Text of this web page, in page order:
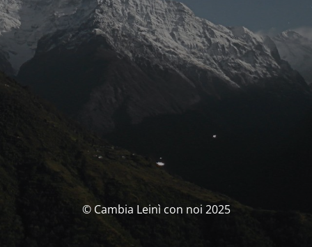
© Cambia Leinì con noi 2025